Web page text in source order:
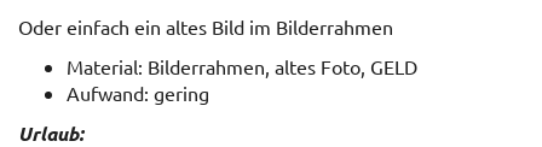
Oder einfach ein altes Bild im Bilderrahmen
Material: Bilderrahmen, altes Foto, GELD
Aufwand: gering
Urlaub: